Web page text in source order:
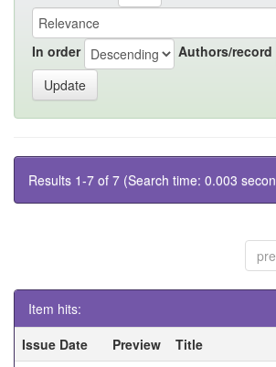
In order Authors/record
Results 1-7 of 7 (Search time: 0.003
Item hits:
Issue Date
Preview Title